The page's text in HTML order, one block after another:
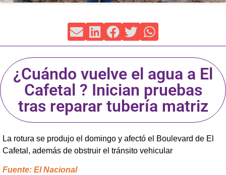
¿Cuándo vuelve el agua a El
Cafetal ? Inician pruebas
tras reparar tubería matriz
La rotura se produjo el domingo y afectó el Boulevard de El
Cafetal, además de obstruir el tránsito vehicular
Fuente: El Nacional